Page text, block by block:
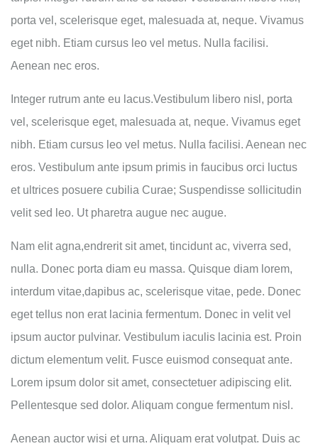
porta vel, scelerisque eget, malesuada at, neque. Vivamus
eget nibh. Etiam cursus leo vel metus. Nulla facilisi.
Aenean nec eros.
Integer rutrum ante eu lacus.Vestibulum libero nisl, porta
vel, scelerisque eget, malesuada at, neque. Vivamus eget
nibh. Etiam cursus leo vel metus. Nulla facilisi. Aenean nec
eros. Vestibulum ante ipsum primis in faucibus orci luctus
et ultrices posuere cubilia Curae; Suspendisse sollicitudin
velit sed leo. Ut pharetra augue nec augue.
Nam elit agna,endrerit sit amet, tincidunt ac, viverra sed,
nulla. Donec porta diam eu massa. Quisque diam lorem,
interdum vitae,dapibus ac, scelerisque vitae, pede. Donec
eget tellus non erat lacinia fermentum. Donec in velit vel
ipsum auctor pulvinar. Vestibulum iaculis lacinia est. Proin
dictum elementum velit. Fusce euismod consequat ante.
Lorem ipsum dolor sit amet, consectetuer adipiscing elit.
Pellentesque sed dolor. Aliquam congue fermentum nisl.
Aenean auctor wisi et urna. Aliquam erat volutpat. Duis ac